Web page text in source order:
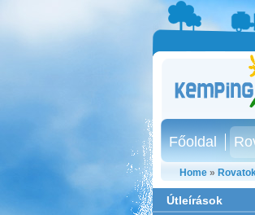
Főoldal
Home»
Útleírások